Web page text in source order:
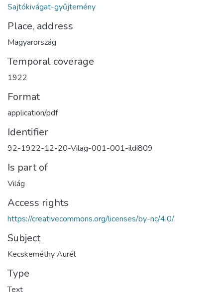
Sajtókivágat-gyűjtemény
Place, address
Magyarország
Temporal coverage
1922
Format
application/pdf
Identifier
92-1922-12-20-Vilag-001-001-ildi809
Is part of
Világ
Access rights
https://creativecommons.org/licenses/by-nc/4.0/
Subject
Kecskeméthy Aurél
Type
Text